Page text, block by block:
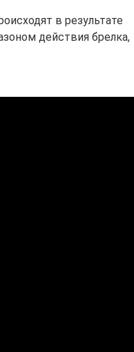
в результате
действия брелка,